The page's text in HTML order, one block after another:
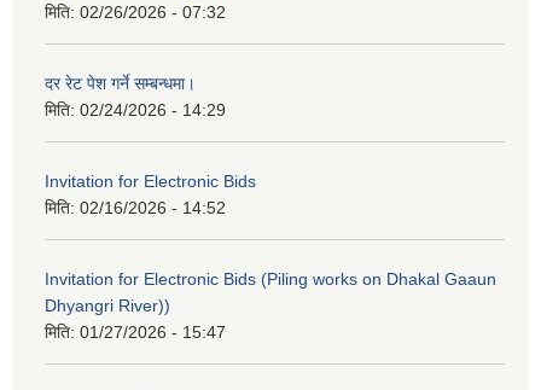
मिति: 02/26/2026 - 07:32
दर रेट पेश गर्ने सम्बन्धमा।
मिति: 02/24/2026 - 14:29
Invitation for Electronic Bids
मिति: 02/16/2026 - 14:52
Invitation for Electronic Bids (Piling works on Dhakal Gaaun
Dhyangri River))
मिति: 01/27/2026 - 15:47